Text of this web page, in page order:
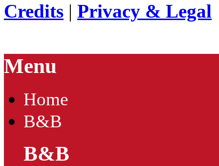
Credits | Privacy & Legal
Menu
Home
B&B
B&B